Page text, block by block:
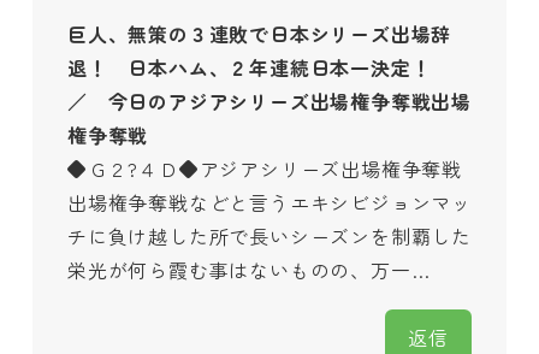
巨人、無策の３連敗で日本シリーズ出場辞
退！ 日本ハム、２年連続日本一決定！
／ 今日のアジアシリーズ出場権争奪戦出場
権争奪戦
◆Ｇ２?４Ｄ◆アジアシリーズ出場権争奪戦
出場権争奪戦などと言うエキシビジョンマッ
チに負け越した所で長いシーズンを制覇した
栄光が何ら霞む事はないものの、万一…
返信